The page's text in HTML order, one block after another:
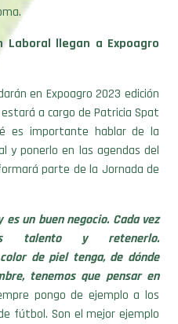
Laboral llegan a Expoagro
en Expoagro 2023 edición
estará a cargo de Patricia Spat
es importante hablar de la
y ponerlo en las agendas del
parte de la Jornada de
es un buen negocio. Cada vez
talento y retenerlo.
de piel tenga, de dónde
tenemos que pensar en
pongo de ejemplo a los
fútbol. Son el mejor ejemplo